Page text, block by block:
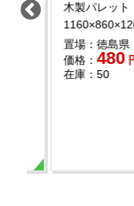
木製パレット
1135×1135×70
置場：大阪府
価格：400円
在庫：100